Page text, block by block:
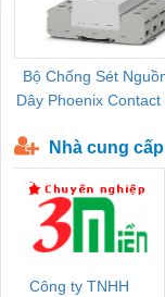
Bộ Chống Sét
Dây Phoenix Contact
Nhà cung
Công ty TNHH